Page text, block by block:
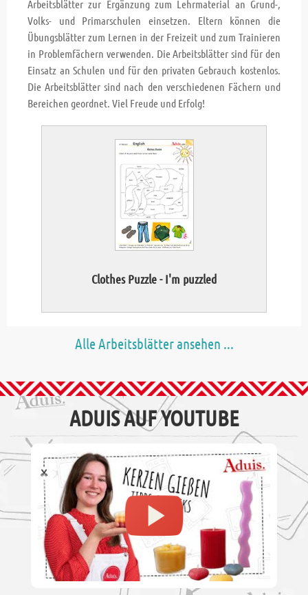
Arbeitsblätter zur Ergänzung zum Lehrmaterial an Grund-,
Volks- und Primarschulen einsetzen. Eltern können die
Übungsblätter zum Lernen in der Freizeit und zum Trainieren
in Problemfächern verwenden. Die Arbeitsblätter sind für den
Einsatz an Schulen und für den privaten Gebrauch kostenlos.
Die Arbeitsblätter sind nach den verschiedenen Fächern und
Bereichen geordnet. Viel Freude und Erfolg!
Clothes Puzzle - I'm puzzled
Alle Arbeitsblätter ansehen ...
ADUIS AUF YOUTUBE